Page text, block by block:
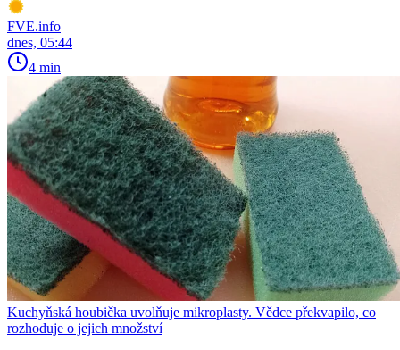
FVE.info
dnes, 05:44
4 min
Kuchyňská houbička uvolňuje mikroplasty. Vědce překvapilo, co
rozhoduje o jejich množství